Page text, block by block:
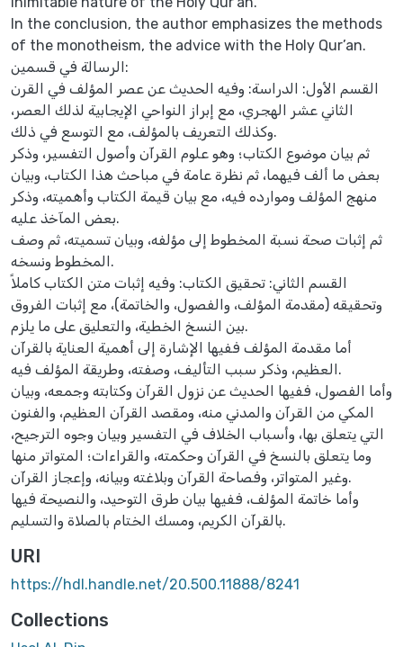
In the conclusion, the author emphasizes the methods
of the monotheism, the advice with the Holy Qur’an.
الرسالة في قسمين:
القسم الأول: الدراسة: وفيه الحديث عن عصر المؤلف في القرن
الثاني عشر الهجري، مع إبراز النواحي الإيجابية لذلك العصر،
وكذلك التعريف بالمؤلف، مع التوسع في ذلك.
ثم بيان موضوع الكتاب؛ وهو علوم القرآن وأصول التفسير، وذكر
بعض ما ألف فيهما، ثم نظرة عامة في مباحث هذا الكتاب، وبيان
منهج المؤلف وموارده فيه، مع بيان قيمة الكتاب وأهميته، وذكر
بعض المآخذ عليه.
ثم إثبات صحة نسبة المخطوط إلى مؤلفه، وبيان تسميته، ثم وصف
المخطوط ونسخه.
القسم الثاني: تحقيق الكتاب: وفيه إثبات متن الكتاب كاملاً
وتحقيقه (مقدمة المؤلف، والفصول، والخاتمة)، مع إثبات الفروق
بين النسخ الخطية، والتعليق على ما يلزم.
أما مقدمة المؤلف ففيها الإشارة إلى أهمية العناية بالقرآن
العظيم، وذكر سبب التأليف، وصفته، وطريقة المؤلف فيه.
وأما الفصول، ففيها الحديث عن نزول القرآن وكتابته وجمعه، وبيان
المكي من القرآن والمدني منه، ومقصد القرآن العظيم، والفنون
التي يتعلق بها، وأسباب الخلاف في التفسير وبيان وجوه الترجيح،
وما يتعلق بالنسخ في القرآن وحكمته، والقراءات؛ المتواتر منها
وغير المتواتر، وفصاحة القرآن وبلاغته وبيانه، وإعجاز القرآن.
وأما خاتمة المؤلف، ففيها بيان طرق التوحيد، والنصيحة فيها
بالقرآن الكريم، ومسك الختام بالصلاة والتسليم.
URI
https://hdl.handle.net/20.500.11888/8241
Collections